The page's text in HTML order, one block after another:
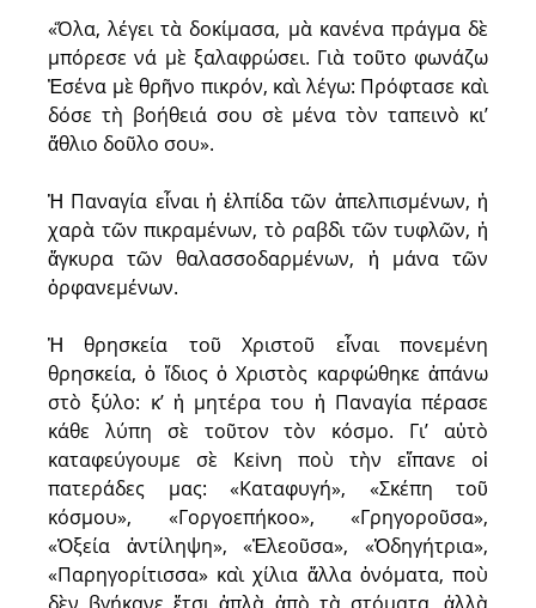
«Ὅλα, λέγει τὰ δοκίμασα, μὰ κανένα πράγμα δὲ
μπόρεσε νά μὲ ξαλαφρώσει. Γιὰ τοῦτο φωνάζω
Ἐσένα μὲ θρῆνο πικρόν, καὶ λέγω: Πρόφτασε καὶ
δόσε τὴ βοήθειά σου σὲ μένα τὸν ταπεινὸ κι’
ἄθλιο δοῦλο σου».
Ἡ Παναγία εἶναι ἡ ἐλπίδα τῶν ἀπελπισμένων, ἡ
χαρὰ τῶν πικραμένων, τὸ ραβδὶ τῶν τυφλῶν, ἡ
ἄγκυρα τῶν θαλασσοδαρμένων, ἡ μάνα τῶν
ὀρφανεμένων.
Ἡ θρησκεία τοῦ Χριστοῦ εἶναι πονεμένη
θρησκεία, ὁ ἴδιος ὁ Χριστὸς καρφώθηκε ἀπάνω
στὸ ξύλο: κ’ ἡ μητέρα του ἡ Παναγία πέρασε
κάθε λύπη σὲ τοῦτον τὸν κόσμο. Γι’ αὐτὸ
καταφεύγουμε σὲ Κεiνη ποὺ τὴν εἴπανε οἱ
πατεράδες μας: «Καταφυγή», «Σκέπη τοῦ
κόσμου», «Γοργοεπήκοο», «Γρηγοροῦσα»,
«Ὀξεία ἀντίληψη», «Ἐλεοῦσα», «Ὁδηγήτρια»,
«Παρηγορίτισσα» καὶ χίλια ἄλλα ὀνόματα, ποὺ